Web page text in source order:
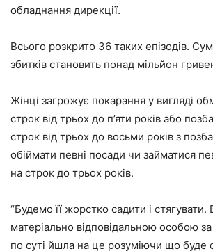
обладнання дирекції.
Всього розкрито 36 таких епізодів.
збитків становить понад мільйон
Жінці загрожує покарання у вигляді
строк від трьох до п’яти років або
строк від трьох до восьми років з
обіймати певні посади чи займатися
на строк до трьох років.
“Будемо її жорстко садити і стягувати.
матеріально відповідальною особою за
по суті йшла на це розуміючи що буде